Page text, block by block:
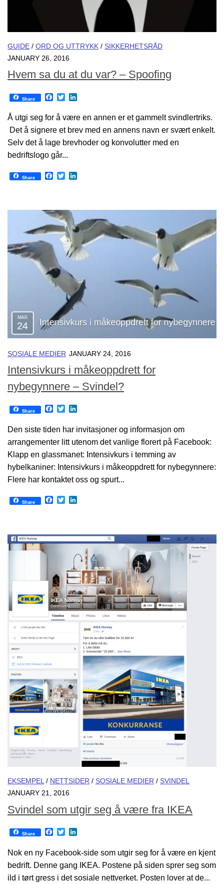
GUIDE / ORD OG UTTRYKK / SIKKERHETSRÅD
JANUARY 26, 2016
Hvem sa du at du var? – Spoofing
Share Facebook
Twitter
Å utgi seg for å være en annen er et gammelt svindlertriks.
Det å signere et brev med en annens navn er svært enkelt.
Selv det å lage brevhoder og konvolutter med en
bedriftslogo går...
Share Facebook
Twitter
SOSIALE MEDIER JANUARY 24, 2016
Intensivkurs i måkeoppdrett for
nybegynnere – Svindel?
Share Facebook
Twitter
Den siste tiden har invitasjoner og informasjon om
arrangementer litt utenom det vanlige florert på Facebook:
Klapp en glassmanet: Intensivkurs i temming av
hybelkaniner: Intensivkurs i måkeoppdrett for nybegynnere:
Flere har kontaktet oss og spurt...
Share Facebook
Twitter
EKSEMPEL/ NETTSIDER / SOSIALE MEDIER / SVINDEL
JANUARY 21, 2016
Svindel som utgir seg å være fra IKEA
Share Facebook
Twitter
Nok en ny Facebook-side som utgir seg for å være en kjent
bedrift. Denne gang IKEA. Postene på siden sprer seg som
ild i tørt gress i det sosiale nettverket. Posten lover at de...